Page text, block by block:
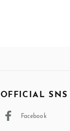
OFFICIAL SNS
Facebook